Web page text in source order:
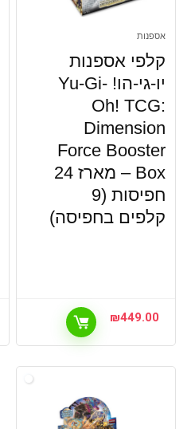
אספנות
קלפי אספנות
יו-גי-הו! Yu-Gi-
Oh! TCG:
Dimension
Force Booster
Box – מארז 24
חפיסות (9
קלפים בחפיסה)
₪449.00